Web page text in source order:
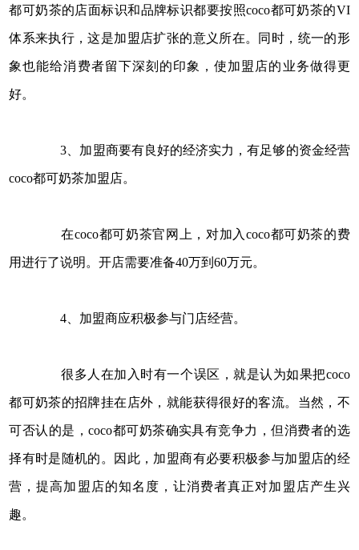
都可奶茶的店面标识和品牌标识都要按照coco都可奶茶的VI
体系来执行，这是加盟店扩张的意义所在。同时，统一的形
象也能给消费者留下深刻的印象，使加盟店的业务做得更
好。
3、加盟商要有良好的经济实力，有足够的资金经营
coco都可奶茶加盟店。
在coco都可奶茶官网上，对加入coco都可奶茶的费
用进行了说明。开店需要准备40万到60万元。
4、加盟商应积极参与门店经营。
很多人在加入时有一个误区，就是认为如果把coco
都可奶茶的招牌挂在店外，就能获得很好的客流。当然，不
可否认的是，coco都可奶茶确实具有竞争力，但消费者的选
择有时是随机的。因此，加盟商有必要积极参与加盟店的经
营，提高加盟店的知名度，让消费者真正对加盟店产生兴
趣。